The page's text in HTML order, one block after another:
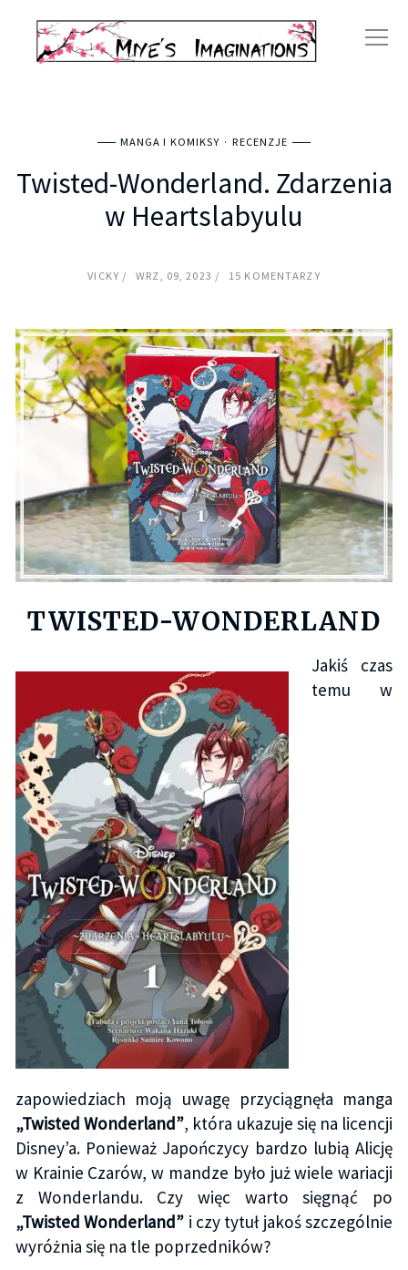
MANGA I KOMIKSY RECENZJE
Twisted-Wonderland. Zdarzenia
w Heartslabyulu
VICKY WRZ, 09, 2023 15 KOMENTARZY
TWISTED-WONDERLAND
Jakiś czas
temu w
zapowiedziach moją uwagę przyciągnęła manga
„Twisted Wonderland”, która ukazuje się na licencji
Disney’a. Ponieważ Japończycy bardzo lubią Alicję
w Krainie Czarów, w mandze było już wiele wariacji
z Wonderlandu. Czy więc warto sięgnąć po
„Twisted Wonderland” i czy tytuł jakoś szczególnie
wyróżnia się na tle poprzedników?